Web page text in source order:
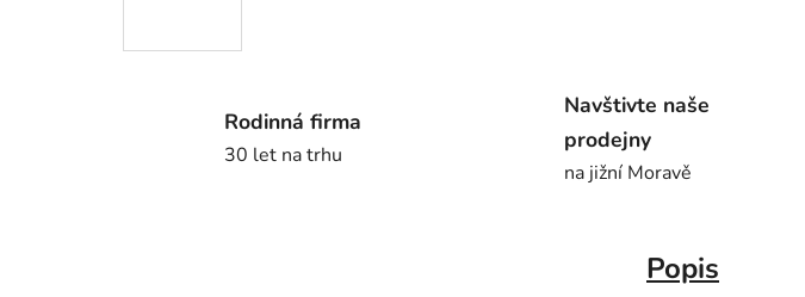
Rodinná firma
30 let na trhu
Navštivte naše
prodejny
na jižní Moravě
Popis